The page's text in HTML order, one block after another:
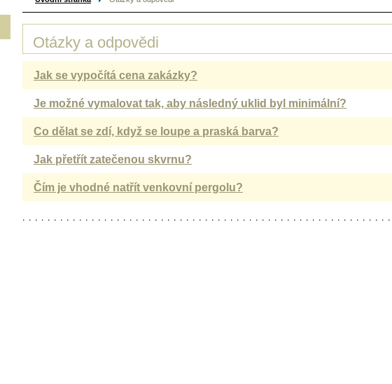
Otázky a odpovědi
Jak se vypočítá cena zakázky?
Je možné vymalovat tak, aby následný uklid byl minimální?
Co dělat se zdí, když se loupe a praská barva?
Jak přetřít zatečenou skvrnu?
Čím je vhodné natřít venkovní pergolu?